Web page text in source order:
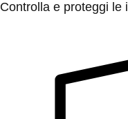
Controlla e proteggi le